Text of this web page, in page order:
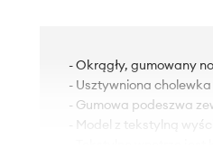
- Okrągły, gumowany
- Usztywniona
- Gumowa podeszwa
- Model z tekstylną